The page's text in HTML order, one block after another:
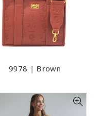
9978 | Brown